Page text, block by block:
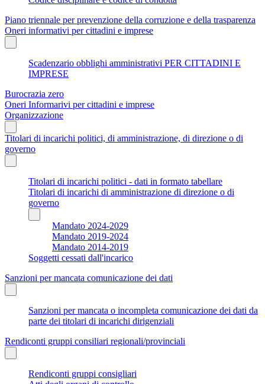
Piano triennale per prevenzione della corruzione e della trasparenza
Oneri informativi per cittadini e imprese
Scadenzario obblighi amministrativi PER CITTADINI E
IMPRESE
Burocrazia zero
Oneri Informarivi per cittadini e imprese
Organizzazione
Titolari di incarichi politici, di amministrazione, di direzione o di
governo
Titolari di incarichi politici - dati in formato tabellare
Titolari di incarichi di amministrazione di direzione o di
governo
Mandato 2024-2029
Mandato 2019-2024
Mandato 2014-2019
Soggetti cessati dall'incarico
Sanzioni per mancata comunicazione dei dati
Sanzioni per mancata o incompleta comunicazione dei dati da
parte dei titolari di incarichi dirigenziali
Rendiconti gruppi consiliari regionali/provinciali
Rendiconti gruppi consigliari